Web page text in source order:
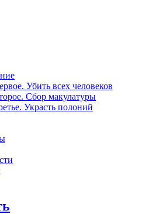
Убить всех человеков
Сбор макулатуры
Украсть полоний